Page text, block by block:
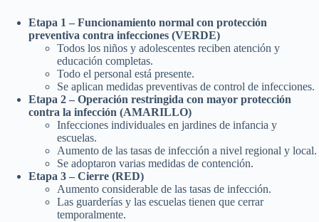
Etapa 1 – Funcionamiento normal con protección
preventiva contra infecciones (VERDE)
Todos los niños y adolescentes reciben atención y
educación completas.
Todo el personal está presente.
Se aplican medidas preventivas de control de infecciones.
Etapa 2 – Operación restringida con mayor protección
contra la infección (AMARILLO)
Infecciones individuales en jardines de infancia y
escuelas.
Aumento de las tasas de infección a nivel regional y local.
Se adoptaron varias medidas de contención.
Etapa 3 – Cierre (RED)
Aumento considerable de las tasas de infección.
Las guarderías y las escuelas tienen que cerrar
temporalmente.